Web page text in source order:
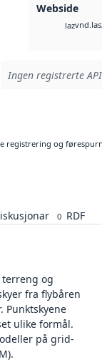
Webside
laz
Ingen registrerte
registrering og
0 RDF
og
fra flybåren
Punktskyene
ulike formål.
på grid-